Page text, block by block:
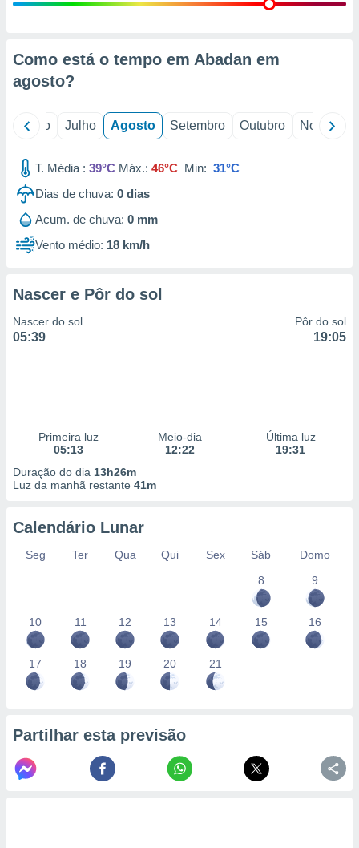
estudos
1199
Como está o tempo em Abadan em
agosto?
Junho Julho Agosto Setembro Outubro Novembro
T. Média : 39°C Máx.: 46°C Min: 31°C
Dias de chuva: 0 dias
Acum. de chuva: 0 mm
Vento médio: 18 km/h
Nascer e Pôr do sol
Nascer do sol
05:39
Pôr do sol
19:05
Primeira luz
05:13
Meio-dia
12:22
Última luz
19:31
Duração do dia 13h26m
Luz da manhã restante 41m
Calendário Lunar
Seg Ter Qua Qui Sex Sáb
Domo
8
9
10 11 12 13 14 15 16
17 18 19 20 21
Partilhar esta previsão